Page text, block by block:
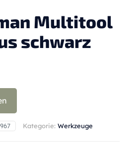
Multitool
schwarz
Kategorie: Werkzeuge